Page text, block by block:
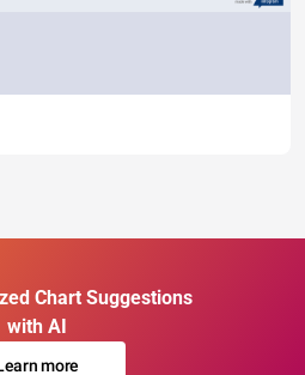
Chart Suggestions
with AI
more